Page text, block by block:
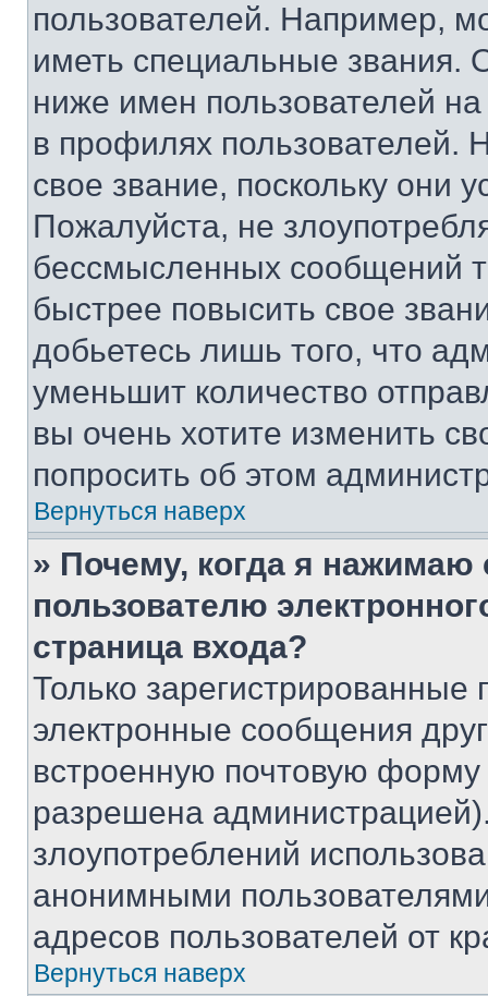
пользователей. Например,
иметь специальные звания.
ниже имен пользователей
в профилях
свое звание, поскольку они
Пожалуйста, не
бессмысленных сообщений
быстрее повысить свое
добьетесь лишь того, что
уменьшит количество
вы очень хотите изменить
попросить об этом
Вернуться наверх
» Почему, когда я нажимаю
пользователю
страница входа?
Только зарегистрированные
электронные сообщения
встроенную почтовую
разрешена
злоупотреблений
анонимными
адресов пользователей от
Вернуться наверх